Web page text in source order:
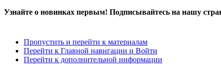
Узнайте о новинках первым! Подписывайтесь на нашу
Пропустить и перейти к материалам
Перейти к Главной навигации и Войти
Перейти к дополнительной информации